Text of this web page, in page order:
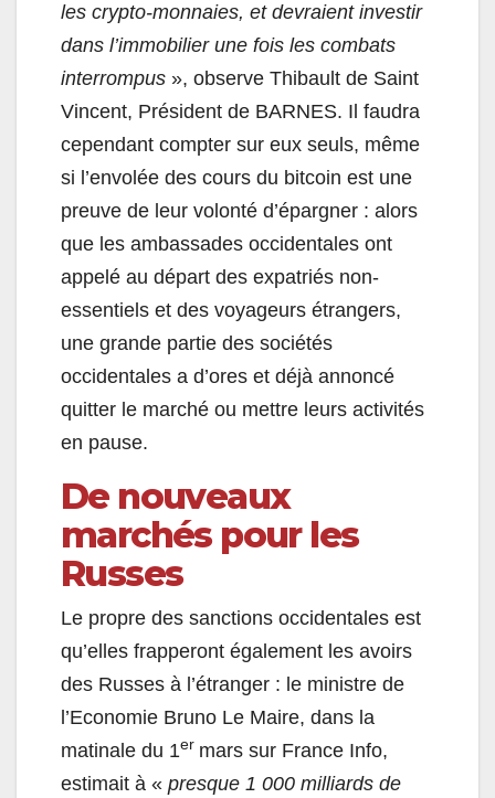
les crypto-monnaies, et devraient investir
dans l’immobilier une fois les combats
interrompus », observe Thibault de Saint
Vincent, Président de BARNES. Il faudra
cependant compter sur eux seuls, même
si l’envolée des cours du bitcoin est une
preuve de leur volonté d’épargner : alors
que les ambassades occidentales ont
appelé au départ des expatriés non-
essentiels et des voyageurs étrangers,
une grande partie des sociétés
occidentales a d’ores et déjà annoncé
quitter le marché ou mettre leurs activités
en pause.
De nouveaux
marchés pour les
Russes
Le propre des sanctions occidentales est
qu’elles frapperont également les avoirs
des Russes à l’étranger : le ministre de
l’Economie Bruno Le Maire, dans la
matinale du 1er mars sur France Info,
estimait à « presque 1 000 milliards de